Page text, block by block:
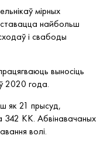
мірных
найбольш
і свабоды
выносіць
2020 года.
як 21 прысуд,
342 КК. Абвінавачаных
волі.